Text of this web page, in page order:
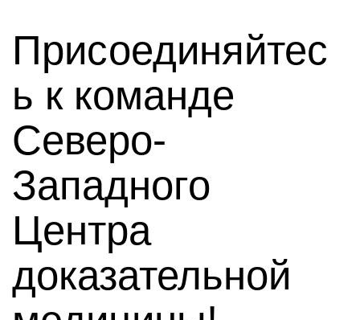
Присоединяйтес
ь к команде
Северо-
Западного
Центра
доказательной